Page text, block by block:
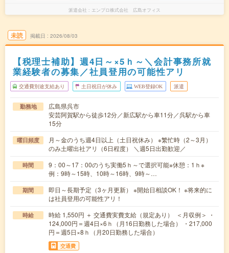
派遣会社 エンプロ株式会社 広島オフィス
未読 掲載日 2026/08/03
【税理士補助】週4日～×5ｈ～＼会計事務所就
業経験者の募集／社員登用の可能性アリ
交通費別途支給あり 土日祝日が休み WEB登録OK 派遣
勤務地
広島県呉市
安芸阿賀駅から徒歩12分／新広駅から車11分／呉駅から車
15分
曜日頻度
月～金のうち週4日以上（土日祝休み） ※繁忙時（2～3月）
のみ土曜出社アリ（6日程度） ＼週5日出勤歓迎／
時間
9：00～17：00のうち実働5ｈ～で選択可能※休憩：1ｈ※
例：9時～15時、10時～16時、9時～…
期間
即日～長期予定（3ヶ月更新） ※開始日相談OK！ ※将来的に
は社員登用の可能性アリ！
時給
時給 1,550円 ＋ 交通費実費支給（規定あり） ＜月収例＞ ・
124,000円＝週4日×6ｈ（月16日勤務した場合） ・217,000
円＝週5日×8ｈ（月20日勤務した場合）
交通費